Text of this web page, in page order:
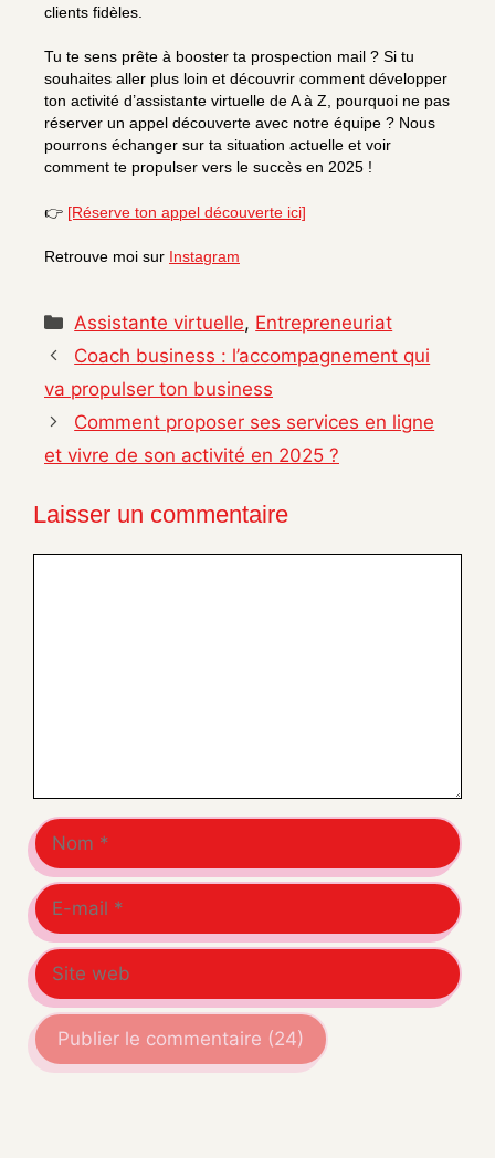
clients fidèles.
Tu te sens prête à booster ta prospection mail ? Si tu
souhaites aller plus loin et découvrir comment développer
ton activité d’assistante virtuelle de A à Z, pourquoi ne pas
réserver un appel découverte avec notre équipe ? Nous
pourrons échanger sur ta situation actuelle et voir
comment te propulser vers le succès en 2025 !
👉 [Réserve ton appel découverte ici]
Retrouve moi sur Instagram
Catégories
Assistante virtuelle, Entrepreneuriat
Coach business : l’accompagnement qui
va propulser ton business
Comment proposer ses services en ligne
et vivre de son activité en 2025 ?
Laisser un commentaire
Nom
E-
mail
Site
web